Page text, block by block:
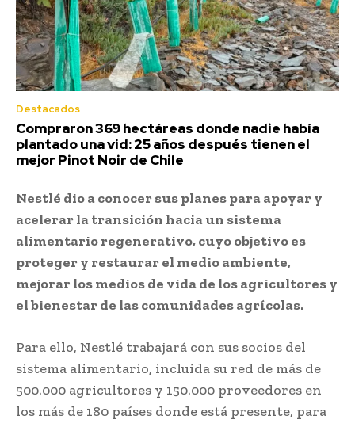
Destacados
Compraron 369 hectáreas donde nadie había
plantado una vid: 25 años después tienen el
mejor Pinot Noir de Chile
Nestlé dio a conocer sus planes para apoyar y
acelerar la transición hacia un sistema
alimentario regenerativo, cuyo objetivo es
proteger y restaurar el medio ambiente,
mejorar los medios de vida de los agricultores y
el bienestar de las comunidades agrícolas.
Para ello, Nestlé trabajará con sus socios del
sistema alimentario, incluida su red de más de
500.000 agricultores y 150.000 proveedores en
los más de 180 países donde está presente, para